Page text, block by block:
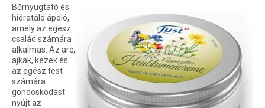
Bőrnyugtató és
hidratáló ápoló,
amely az egész
család számára
alkalmas. Az arc,
ajkak, kezek és
az egész test
számára
gondoskodást
nyújt az